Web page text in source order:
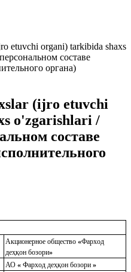
etuvchi organi) tarkibida shaxs
составе
органа)
(ijro etuvchi
o'zgarishlari /
составе
Акционерное общество «Фарход
деҳқон бозори»
АО « Фарход деҳқон бозори »